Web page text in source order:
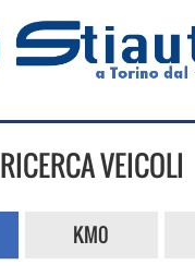
RICERCA VEICOLI
KM0